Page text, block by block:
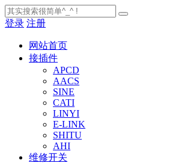
登录 注册
网站首页
接插件
APCD
AACS
SINE
CATI
LINYI
E-LINK
SHITU
AHI
维修开关